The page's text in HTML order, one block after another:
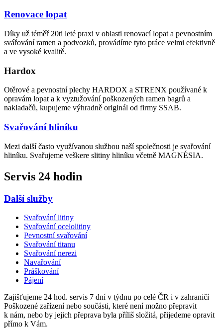
Renovace lopat
Díky už téměř 20ti leté praxi v oblasti renovací lopat a pevnostním
svářování ramen a podvozků, provádíme tyto práce velmi efektivně
a ve vysoké kvalitě.
Hardox
Otěrové a pevnostní plechy HARDOX a STRENX používané k
opravám lopat a k vyztužování poškozených ramen bagrů a
nakladačů, kupujeme výhradně originál od firmy SSAB.
Svařování hliníku
Mezi další často využívanou službou naší společnosti je svařování
hliníku. Svařujeme veškere slitiny hliníku včetně MAGNÉSIA.
Servis 24 hodin
Další služby
Svařování litiny
Svařování ocelolitiny
Pevnostní svařování
Svařování titanu
Svařování nerezi
Navařování
Práškování
Pájení
Zajišťujeme 24 hod. servis 7 dní v týdnu po celé ČR i v zahraničí
Poškozené zařízení nebo součásti, které není možno přepravit
k nám, nebo by jejich přeprava byla příliš složitá, přijedeme opravit
přímo k Vám.